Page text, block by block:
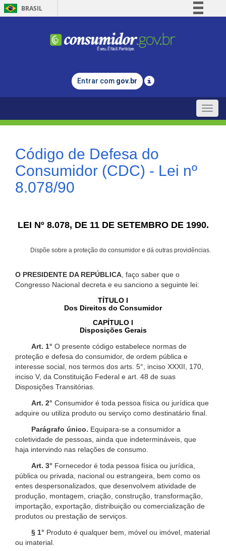
BRASIL
Comunica BR
Legislação
Entrar com gov.br
Toggle
Código de Defesa do
Consumidor (CDC) - Lei nº
8.078/90
LEI Nº 8.078, DE 11 DE SETEMBRO DE 1990.
Dispõe sobre a proteção do consumidor e dá outras providências.
O PRESIDENTE DA REPÚBLICA , faço saber que o
Congresso Nacional decreta e eu sanciono a seguinte lei:
TÍTULO I
Dos Direitos do Consumidor
CAPÍTULO I
Disposições Gerais
Art. 1° O presente código estabelece normas de
proteção e defesa do consumidor, de ordem pública e
interesse social, nos termos dos arts. 5°, inciso XXXII, 170,
inciso V, da Constituição Federal e art. 48 de suas
Disposições Transitórias.
Art. 2° Consumidor é toda pessoa física ou jurídica que
adquire ou utiliza produto ou serviço como destinatário final.
Parágrafo único. Equipara-se a consumidor a
coletividade de pessoas, ainda que indetermináveis, que
haja intervindo nas relações de consumo.
Art. 3° Fornecedor é toda pessoa física ou jurídica,
pública ou privada, nacional ou estrangeira, bem como os
entes despersonalizados, que desenvolvem atividade de
produção, montagem, criação, construção, transformação,
importação, exportação, distribuição ou comercialização de
produtos ou prestação de serviços.
§ 1° Produto é qualquer bem, móvel ou imóvel, material
ou imaterial.